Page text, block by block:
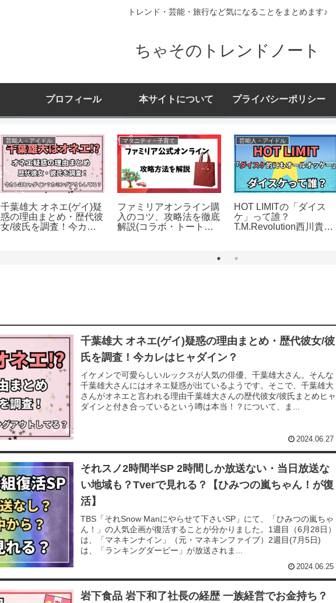
トレンド・芸能・旅行など気になることをまとめます♪
ちゃそのトレンドノート
プロフィール 本サイトについて プライバシーポリシー
芸能人・アイドル
千葉雄大 オネエ(ゲイ)疑
惑の理由まとめ・歴代彼
女/彼氏を調査！今カレ
マタニティ・子育て
ファミリアオンライン購
入のコツ、攻略法を徹底
解説(コラボ・トート・
芸能人・アイドル
HOT LIMITの「ダイス
ケ」って誰？
T.M.Revolution西川貴教
千葉雄大 オネエ(ゲイ)疑惑の理由まとめ・歴代彼女/彼
氏を調査！今カレはヒャダイン？
イケメンで可愛らしいルックスが人気の俳優、千葉雄大さん。そんな
千葉雄大さんにはオネエ疑惑が出ているようです。そこで、千葉雄大
さんがオネエと言われる理由千葉雄大さんの歴代彼女/彼氏まとめヒャ
ダインと付き合っているという噂は本当！？について、ま...
2024.06.27
それスノ2時間半SP 2時間しか放送ない・当日放送な
い地域も？Tverで見れる？【ひみつの嵐ちゃん！が復
活】
TBS「それSnow Manにやらせて下さいSP」にて、「ひみつの嵐ちゃ
ん！」の人気企画が復活することが分かりました。1週目（6月28日）
は、「マネキンナイン」（元・マネキンファイブ）2週目(7月5日)
は、「ランキングダービー」が放送されま...
2024.06.25
岩下食品 岩下和了社長の経歴 一族経営でお金持ち？